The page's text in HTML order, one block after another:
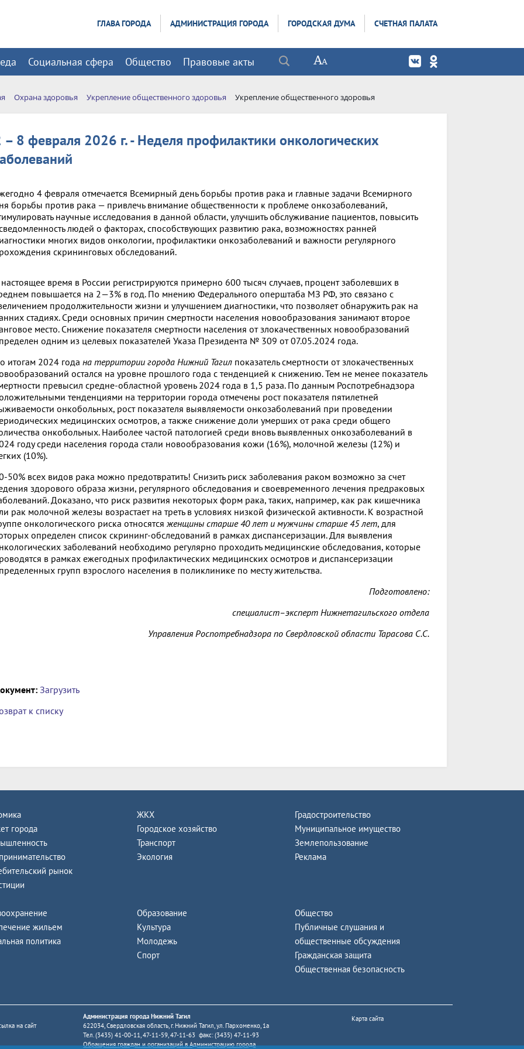
ГЛАВА ГОРОДА АДМИНИСТРАЦИЯ ГОРОДА ГОРОДСКАЯ ДУМА СЧЕТНАЯ ПАЛАТА
Социальная сфера Общество Правовые акты
Охрана здоровья Укрепление общественного здоровья Укрепление общественного здоровья
– 8 февраля 2026 г. - Неделя профилактики онкологических
4 февраля отмечается Всемирный день борьбы против рака и главные задачи Всемирного
борьбы против рака — привлечь внимание общественности к проблеме онкозаболеваний,
научные исследования в данной области, улучшить обслуживание пациентов, повысить
людей о факторах, способствующих развитию рака, возможностях ранней
многих видов онкологии, профилактики онкозаболеваний и важности регулярного
скрининговых обследований.
время в России регистрируются примерно 600 тысяч случаев, процент заболевших в
повышается на 2—3% в год. По мнению Федерального оперштаба МЗ РФ, это связано с
продолжительности жизни и улучшением диагностики, что позволяет обнаружить рак на
стадиях. Среди основных причин смертности населения новообразования занимают второе
место. Снижение показателя смертности населения от злокачественных новообразований
одним из целевых показателей Указа Президента № 309 от 07.05.2024 года.
итогам 2024 года на территории города Нижний Тагил показатель смертности от злокачественных
остался на уровне прошлого года с тенденцией к снижению. Тем не менее показатель
превысил средне-областной уровень 2024 года в 1,5 раза. По данным Роспотребнадзора
тенденциями на территории города отмечены рост показателя пятилетней
онкобольных, рост показателя выявляемости онкозаболеваний при проведении
медицинских осмотров, а также снижение доли умерших от рака среди общего
онкобольных. Наиболее частой патологией среди вновь выявленных онкозаболеваний в
году среди населения города стали новообразования кожи (16%), молочной железы (12%) и
(10%).
50% всех видов рака можно предотвратить! Снизить риск заболевания раком возможно за счет
здорового образа жизни, регулярного обследования и своевременного лечения предраковых
Доказано, что риск развития некоторых форм рака, таких, например, как рак кишечника
рак молочной железы возрастает на треть в условиях низкой физической активности. К возрастной
онкологического риска относятся женщины старше 40 лет и мужчины старше 45 лет, для
определен список скрининг-обследований в рамках диспансеризации. Для выявления
заболеваний необходимо регулярно проходить медицинские обследования, которые
в рамках ежегодных профилактических медицинских осмотров и диспансеризации
групп взрослого населения в поликлинике по месту жительства.
Подготовлено:
специалист–эксперт Нижнетагильского отдела
Управления Роспотребнадзора по Свердловской области Тарасова С.С.
Загрузить
к списку
города
рынок
ЖКХ
Городское хозяйство
Транспорт
Экология
Градостроительство
Муниципальное имущество
Землепользование
Реклама
жильем
политика
Образование
Культура
Молодежь
Спорт
Общество
Публичные слушания и
общественные обсуждения
Гражданская защита
Общественная безопасность
на сайт
Администрация города Нижний Тагил
622034, Свердловская область, г. Нижний Тагил, ул. Пархоменко, 1а
Тел. (3435) 41-00-11, 47-11-59, 47-11-63 факс: (3435) 47-11-93
Обращения граждан и организаций в Администрацию города
Карта сайта